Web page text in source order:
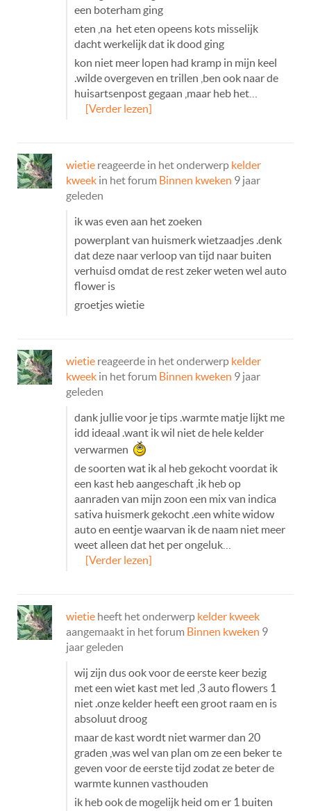
een boterham ging
eten ,na het eten opeens kots misselijk
dacht werkelijk dat ik dood ging
kon niet meer lopen had kramp in mijn keel
.wilde overgeven en trillen ,ben ook naar de
huisartsenpost gegaan ,maar heb het…
[Verder lezen]
wietie reageerde in het onderwerp kelder
kweek in het forum Binnen kweken 9 jaar
geleden
ik was even aan het zoeken
powerplant van huismerk wietzaadjes .denk
dat deze naar verloop van tijd naar buiten
verhuisd omdat de rest zeker weten wel auto
flower is
groetjes wietie
wietie reageerde in het onderwerp kelder
kweek in het forum Binnen kweken 9 jaar
geleden
dank jullie voor je tips .warmte matje lijkt me
idd ideaal .want ik wil niet de hele kelder
verwarmen
de soorten wat ik al heb gekocht voordat ik
een kast heb aangeschaft ,ik heb op
aanraden van mijn zoon een mix van indica
sativa huismerk gekocht .een white widow
auto en eentje waarvan ik de naam niet meer
weet alleen dat het per ongeluk…
[Verder lezen]
wietie heeft het onderwerp kelder kweek
aangemaakt in het forum Binnen kweken 9
jaar geleden
wij zijn dus ook voor de eerste keer bezig
met een wiet kast met led ,3 auto flowers 1
niet .onze kelder heeft een groot raam en is
absoluut droog
maar de kast wordt niet warmer dan 20
graden ,was wel van plan om ze een beker te
geven voor de eerste tijd zodat ze beter de
warmte kunnen vasthouden
ik heb ook de mogelijk heid om er 1 buiten